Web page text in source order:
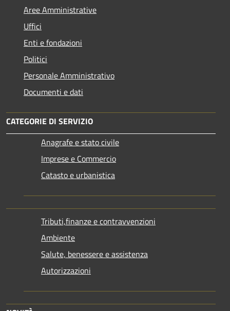
Aree Amministrative
Uffici
Enti e fondazioni
Politici
Personale Amministrativo
Documenti e dati
CATEGORIE DI SERVIZIO
Anagrafe e stato civile
Imprese e Commercio
Catasto e urbanistica
Tributi,finanze e contravvenzioni
Ambiente
Salute, benessere e assistenza
Autorizzazioni